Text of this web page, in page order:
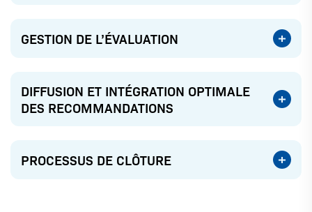
GESTION DE L’ÉVALUATION
DIFFUSION ET INTÉGRATION OPTIMALE
DES RECOMMANDATIONS
PROCESSUS DE CLÔTURE